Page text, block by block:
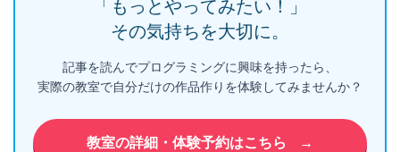
「もっとやってみたい！」
その気持ちを大切に。
記事を読んでプログラミングに興味を持ったら、
実際の教室で自分だけの作品作りを体験してみませんか？
教室の詳細・体験予約はこちら →